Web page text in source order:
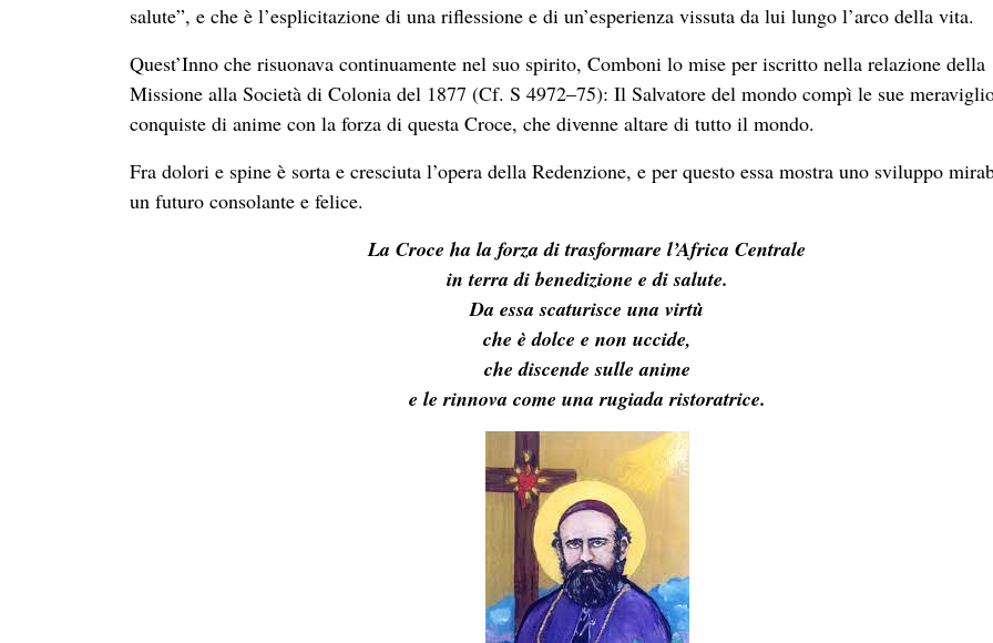
salute”, e che è l’esplicitazione di una riflessione e di un’esperienza vissuta da lui lungo l’arco della vita.
Quest’Inno che risuonava continuamente nel suo spirito, Comboni lo mise per iscritto nella relazione della
Missione alla Società di Colonia del 1877 (Cf. S 4972–75): Il Salvatore del mondo compì le sue
conquiste di anime con la forza di questa Croce, che divenne altare di tutto il mondo.
Fra dolori e spine è sorta e cresciuta l’opera della Redenzione, e per questo essa mostra uno sviluppo
un futuro consolante e felice.
La Croce ha la forza di trasformare l’Africa Centrale
in terra di benedizione e di salute.
Da essa scaturisce una virtù
che è dolce e non uccide,
che discende sulle anime
e le rinnova come una rugiada ristoratrice.